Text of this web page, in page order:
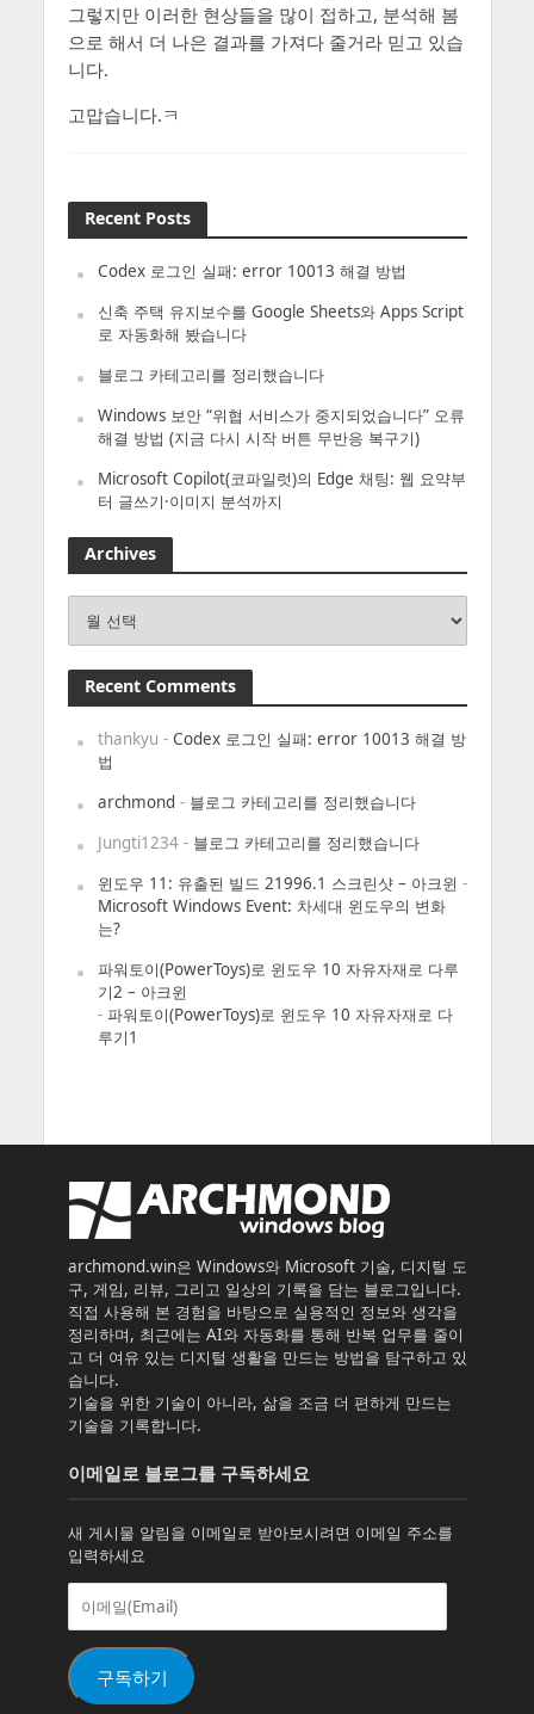
그렇지만 이러한 현상들을 많이 접하고, 분석해 봄
으로 해서 더 나은 결과를 가져다 줄거라 믿고 있습
니다.
고맙습니다.ㅋ
Recent Posts
Codex 로그인 실패: error 10013 해결 방법
신축 주택 유지보수를 Google Sheets와 Apps Script
로 자동화해 봤습니다
블로그 카테고리를 정리했습니다
Windows 보안 “위협 서비스가 중지되었습니다” 오류
해결 방법 (지금 다시 시작 버튼 무반응 복구기)
Microsoft Copilot(코파일럿)의 Edge 채팅: 웹 요약부
터 글쓰기·이미지 분석까지
Archives
Recent Comments
thankyu - Codex 로그인 실패: error 10013 해결 방
법
archmond- 블로그 카테고리를 정리했습니다
Jungti1234- 블로그 카테고리를 정리했습니다
윈도우 11: 유출된 빌드 21996.1 스크린샷 – 아크윈 -
Microsoft Windows Event: 차세대 윈도우의 변화
는?
파워토이(PowerToys)로 윈도우 10 자유자재로 다루
기2 – 아크윈
- 파워토이(PowerToys)로 윈도우 10 자유자재로 다
루기1
archmond.win은 Windows와 Microsoft 기술, 디지털 도
구, 게임, 리뷰, 그리고 일상의 기록을 담는 블로그입니다.
직접 사용해 본 경험을 바탕으로 실용적인 정보와 생각을
정리하며, 최근에는 AI와 자동화를 통해 반복 업무를 줄이
고 더 여유 있는 디지털 생활을 만드는 방법을 탐구하고 있
습니다.
기술을 위한 기술이 아니라, 삶을 조금 더 편하게 만드는
기술을 기록합니다.
이메일로 블로그를 구독하세요
새 게시물 알림을 이메일로 받아보시려면 이메일 주소를
입력하세요
(Email)
구독하기